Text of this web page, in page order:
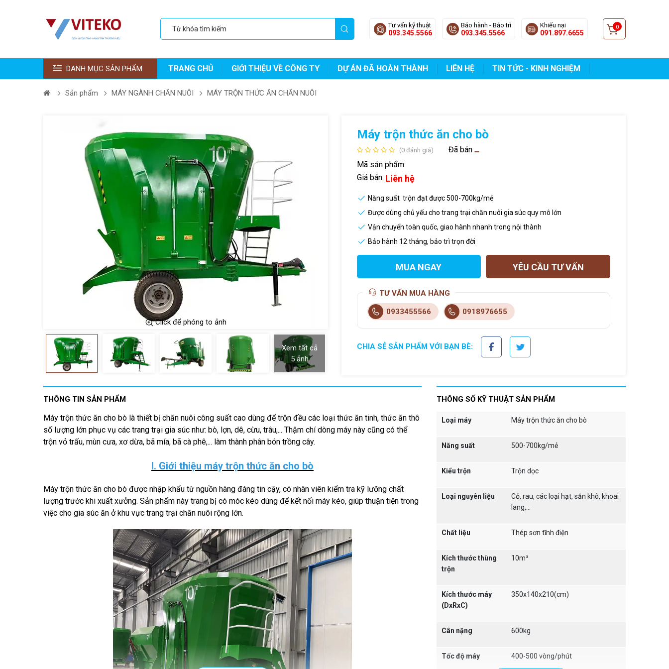
Tư vấn kỹ thuật
093.345.5566
Bảo hành - Bảo trì
093.345.5566
Khiếu nại
091.897.6655
0
DANH MỤC SẢN PHẨM TRANG CHỦ GIỚI THIỆU VỀ CÔNG TY DỰ ÁN ĐÃ HOÀN THÀNH LIÊN HỆ TIN TỨC - KINH NGHIỆM
Sản phẩm MÁY NGÀNH CHĂN NUÔI MÁY TRỘN THỨC ĂN CHĂN NUÔI
Click để phóng to ảnh
Xem tất cả
5 ảnh
Máy trộn thức ăn cho bò
(0 đánh giá)
Đã bán
Mã sản phẩm:
Giá bán: Liên hệ
Năng suất trộn đạt được 500-700kg/mẻ
Được dùng chủ yếu cho trang trại chăn nuôi gia súc quy mô lớn
Vận chuyển toàn quốc, giao hành nhanh trong nội thành
Bảo hành 12 tháng, bảo trì trọn đời
MUA NGAY YÊU CẦU TƯ VẤN
TƯ VẤN MUA HÀNG
0933455566 0918976655
CHIA SẺ SẢN PHẨM VỚI BẠN BÈ:
THÔNG TIN SẢN PHẨM
Máy trộn thức ăn cho bò là thiết bị chăn nuôi công suất cao dùng để trộn đều các loại thức ăn tinh, thức ăn thô
số lượng lớn phục vụ các trang trại gia súc như: bò, lợn, dê, cừu, trâu,... Thậm chí dòng máy này cũng có thể
trộn vỏ trấu, mùn cưa, xơ dừa, bã mía, bã cà phê,... làm thành phân bón trồng cây.
I. Giới thiệu máy trộn thức ăn cho bò
Máy trộn thức ăn cho bò được nhập khẩu từ nguồn hàng đáng tin cậy, có nhân viên kiểm tra kỹ lưỡng chất
lượng trước khi xuất xưởng. Sản phẩm này trang bị có móc kéo dùng để kết nối máy kéo, giúp thuận tiện trong
việc cho gia súc ăn ở khu vực trang trại chăn nuôi rộng lớn.
THÔNG SỐ KỸ THUẬT SẢN PHẨM
Loại máy Máy trộn thức ăn cho bò
Năng suất 500-700kg/mẻ
Kiểu trộn Trộn dọc
Loại nguyên liệu
Cỏ, rau, các loại hạt, sắn khô, khoai
lang,...
Chất liệu Thép sơn tĩnh điện
Kích thước thùng
trộn
10m³
Kích thước máy
(DxRxC)
350x140x210(cm)
Cân nặng 600kg
Tốc độ máy 400-500 vòng/phút